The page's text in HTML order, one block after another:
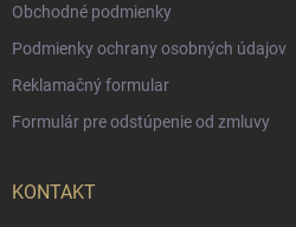
Obchodné podmienky
Podmienky ochrany osobných údajov
Reklamačný formular
Formulár pre odstúpenie od zmluvy
KONTAKT